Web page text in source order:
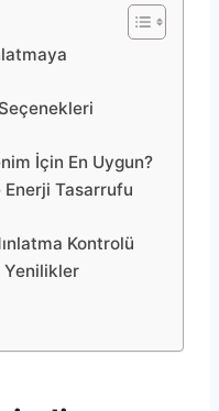
İçin En Uygun?
Tasarrufu
Kontrolü
Yenilikler